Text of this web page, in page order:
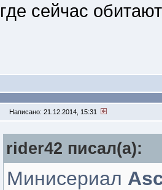
где сейчас
Написано: 21.12.2014, 15:31
rider42 писал(a):
Минисериал